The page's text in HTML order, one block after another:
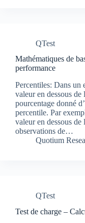
QTest
Mathématiques de
performance
Percentiles: Dans un
valeur en dessous
pourcentage donné
percentile. Par
valeur en dessous de
observations de…
Quotium
QTest
Test de charge –